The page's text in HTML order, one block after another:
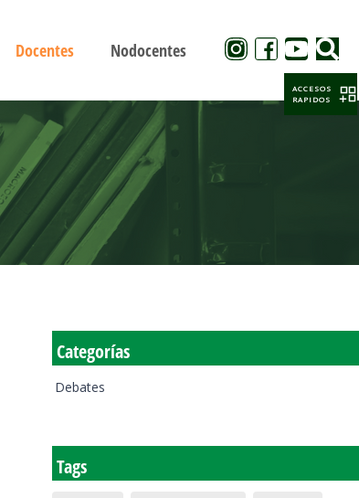
Docentes Nodocentes
Categorías
Debates
Tags
ACCESOS
RAPIDOS